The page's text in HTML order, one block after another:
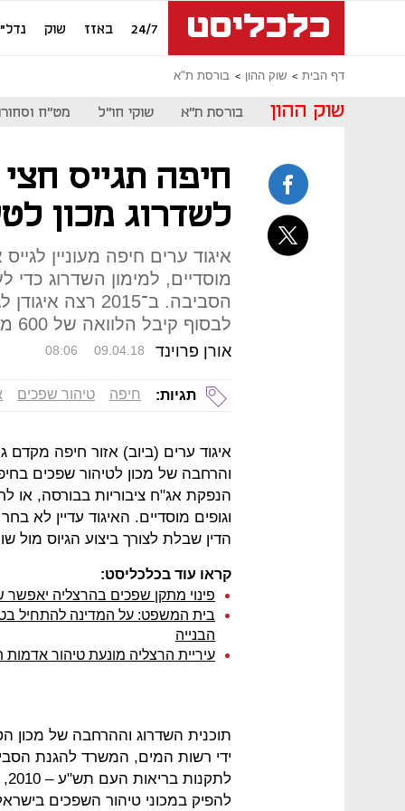
24/7 באזז שוק
דף הבית שוק ההון בורסת ת"א
שוק ההון בורסת ת"א שוקי חו"ל מט"ח
חיפה תגייס
לשדרוג מכון
איגוד ערים חיפה מעוניין
מוסדיים, למימון השדרוג
הסביבה.
לבסוף קיבל הלוואה של 600 מיליון שקל מלאומי
אורן פרוינד 08:06 09.04.18
תגיות: חיפה טיהור שפכים
איגוד ערים (ביוב) אזור חיפה מקדם
והרחבה של מכון לטיהור שפכים
הנפקת אג"ח ציבוריות בבורסה, או
וגופים מוסדיים. האיגוד עדיין לא
הדין שבלת לצורך ביצוע הגיוס מול
קראו עוד בכלכליסט:
פינוי מתקן שפכים בהרצליה יאפשר שיווק של 1,300
בית המשפט: על המדינה להתחיל
הבנייה
עיריית הרצליה מונעת טיהור
תוכנית השדרוג וההרחבה של מכון
ידי רשות המים, המשרד להגנת